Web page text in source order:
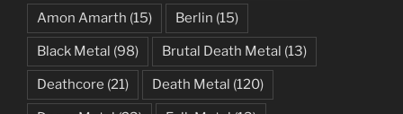
Amon Amarth (15) Berlin (15)
Black Metal (98) Brutal Death Metal (13)
Deathcore (21) Death Metal (120)